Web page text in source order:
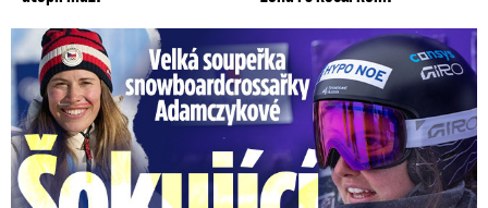
Velká soupeřka Adamczykové: Šokující konec!